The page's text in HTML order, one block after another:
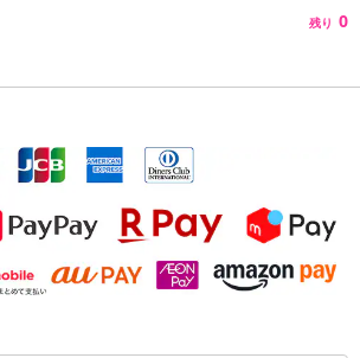
残り 0